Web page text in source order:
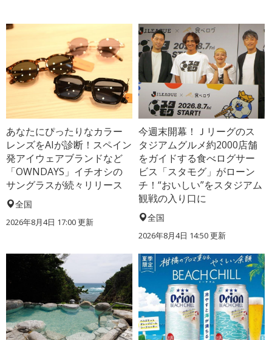
あなたにぴったりなカラー
レンズをAIが診断！スペイン
発アイウェアブランドなど
「OWNDAYS」イチオシの
サングラスが続々リリース
全国
2026年8月4日 17:00更新
今週末開幕！Ｊリーグのス
タジアムグルメ約2000店舗
をガイドする食べログサー
ビス「スタモグ」がローン
チ！“おいしい”をスタジアム
観戦の入り口に
全国
2026年8月4日 14:50更新